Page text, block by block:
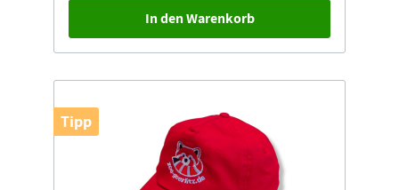
In den Warenkorb
Tipp